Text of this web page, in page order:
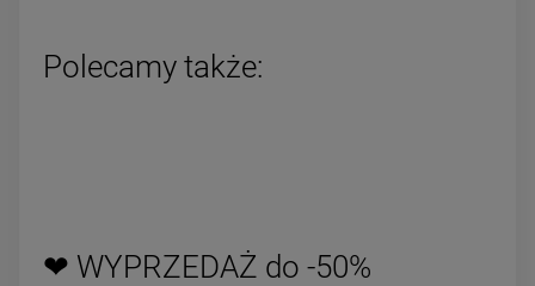
Polecamy także:
❤ WYPRZEDAŻ do -50%